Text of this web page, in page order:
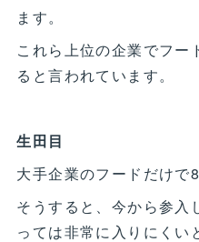
ます。
これら上位の企業でフー
ると言われています。
生田目
大手企業のフードだけで
そうすると、今から参入
っては非常に入りにくい